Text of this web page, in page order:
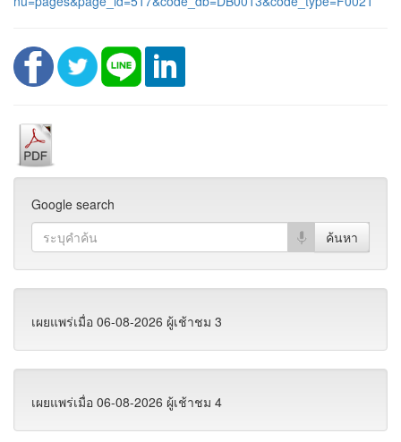
Google search
เผยแพร่เมื่อ 06-08-2026 ผู้เช้าชม 3
เผยแพร่เมื่อ 06-08-2026 ผู้เช้าชม 4